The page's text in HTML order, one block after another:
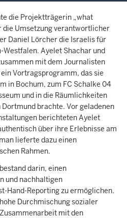
die Projektträgerin „what
die Umsetzung verantwortlicher
Daniel Lörcher die Israelis für
Ayelet Shachar und
mit dem Journalisten
Vortragsprogramm, das sie
in Bochum, zum FC Schalke 04
und in die Räumlichkeiten
brachte. Vor geladenen
berichteten Ayelet
über ihre Erlebnisse am
lieferte dazu einen
Rahmen.
darin, einen
und nachhaltigen
Hand-Reporting zu ermöglichen.
Durchmischung sozialer
mit den